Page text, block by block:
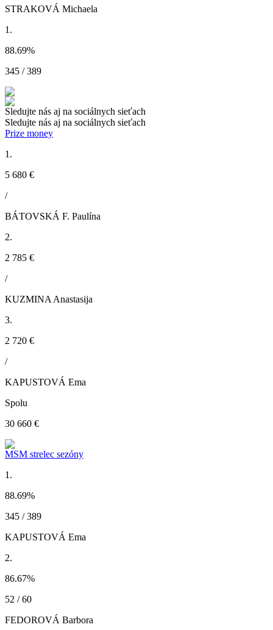
STRAKOVÁ Michaela
1.
88.69%
345 / 389
Sledujte nás aj na sociálnych sieťach
Sledujte nás aj na sociálnych sieťach
Prize money
1.
5 680 €
/
BÁTOVSKÁ F. Paulína
2.
2 785 €
/
KUZMINA Anastasija
3.
2 720 €
/
KAPUSTOVÁ Ema
Spolu
30 660 €
MSM strelec sezóny
1.
88.69%
345 / 389
KAPUSTOVÁ Ema
2.
86.67%
52 / 60
FEDOROVÁ Barbora